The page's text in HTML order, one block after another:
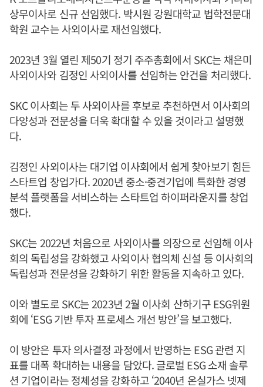
상무이사로 신규 선임했다. 박시원 강원대학교 법학전문대
학원 교수는 사외이사로 재선임했다.
2023년 3월 열린 제50기 정기 주주총회에서 SKC는 채은미
사외이사와 김정인 사외이사를 선임하는 안건을 처리했다.
SKC 이사회는 두 사외이사를 후보로 추천하면서 이사회의
다양성과 전문성을 더욱 확대할 수 있을 것이라고 설명했
다.
김정인 사외이사는 대기업 이사회에서 쉽게 찾아보기 힘든
스타트업 창업가다. 2020년 중소·중견기업에 특화한 경영
분석 플랫폼을 서비스하는 스타트업 하이퍼라운지를 창업
했다.
SKC는 2022년 처음으로 사외이사를 의장으로 선임해 이사
회의 독립성을 강화했고 사외이사 협의체 신설 등 이사회의
독립성과 전문성을 강화하기 위한 활동을 지속하고 있다.
이와 별도로 SKC는 2023년 2월 이사회 산하기구 ESG위원
회에 ‘ESG 기반 투자 프로세스 개선 방안’을 보고했다.
이 방안은 투자 의사결정 과정에서 반영하는 ESG 관련 지
표를 대폭 확대하는 내용을 담았다. 글로벌 ESG 소재 솔루
션 기업이라는 정체성을 강화하고 ‘2040년 온실가스 넷제